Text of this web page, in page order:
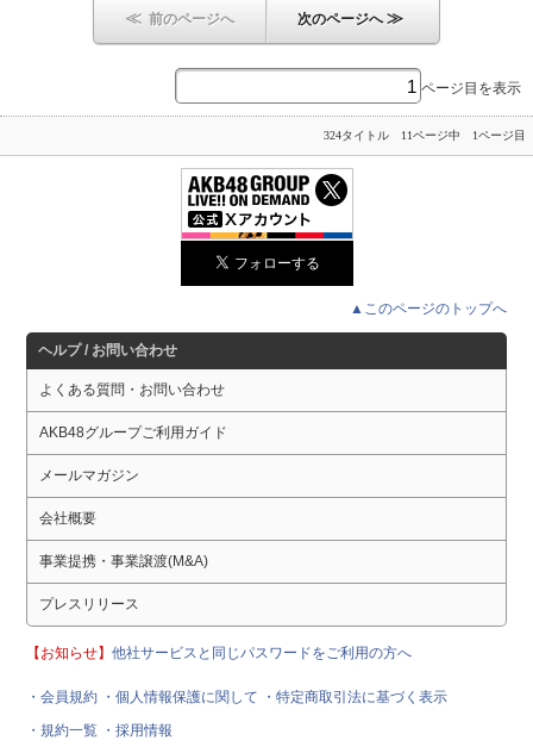
≪ 前のページへ 次のページへ≫
ページ目を表示
324タイトル 11ページ中 1ページ目
▲このページのトップへ
ヘルプ / お問い合わせ
よくある質問・お問い合わせ
AKB48グループご利用ガイド
メールマガジン
会社概要
事業提携・事業譲渡(M&A)
プレスリリース
【お知らせ】他社サービスと同じパスワードをご利用の方へ
・会員規約 ・個人情報保護に関して
・特定商取引法に基づく表示
・規約一覧 ・採用情報